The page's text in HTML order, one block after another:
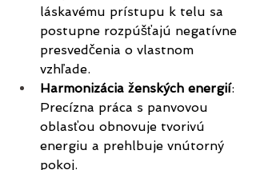
láskavému prístupu k telu sa
postupne rozpúšťajú negatívne
presvedčenia o vlastnom
vzhľade.
Harmonizácia ženských energií:
Precízna práca s panvovou
oblasťou obnovuje tvorivú
energiu a prehlbuje vnútorný
pokoj.